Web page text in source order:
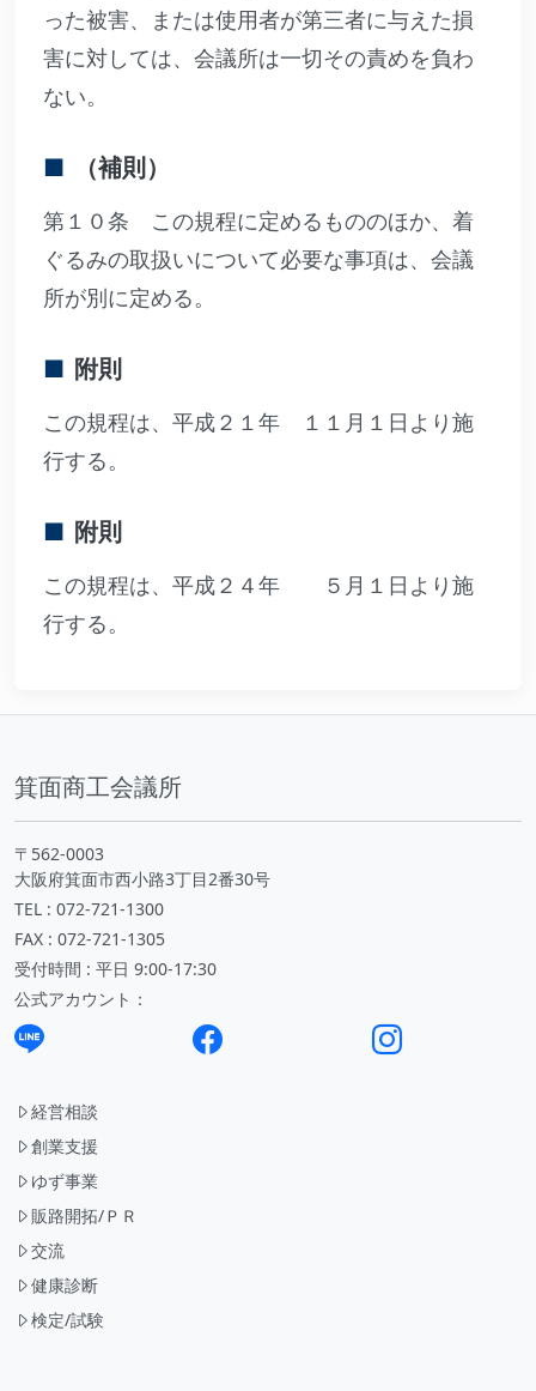
った被害、または使用者が第三者に与えた損
害に対しては、会議所は一切その責めを負わ
ない。
（補則）
第１０条 この規程に定めるもののほか、着
ぐるみの取扱いについて必要な事項は、会議
所が別に定める。
附則
この規程は、平成２１年 １１月１日より施
行する。
附則
この規程は、平成２４年 ５月１日より施
行する。
箕面商工会議所
〒562-0003
大阪府箕面市西小路3丁目2番30号
TEL : 072-721-1300
FAX : 072-721-1305
受付時間 : 平日 9:00-17:30
公式アカウント：
経営相談
創業支援
ゆず事業
販路開拓/ＰＲ
交流
健康診断
検定/試験